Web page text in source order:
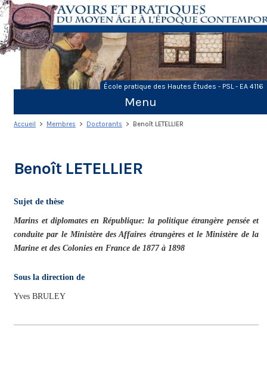
Skip
to
content
École pratique des Hautes Études - PSL - EA 4116
Menu
Accueil > Membres > Doctorants > Benoît LETELLIER
Benoît LETELLIER
Sujet de thèse
Marins et diplomates en République: la politique étrangère pensée et
conduite par le Ministère des Affaires étrangères et le Ministère de la
Marine et des Colonies en France de 1877 à 1898
Sous la direction de
Yves BRULEY